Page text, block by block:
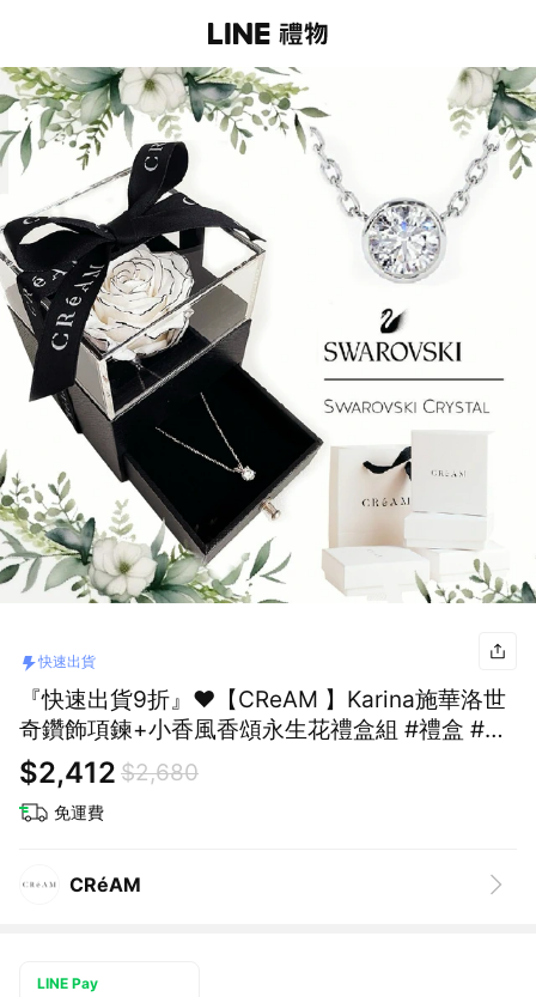
快速出貨
『快速出貨9折』❤️【CReAM 】Karina施華洛世
奇鑽飾項鍊+小香風香頌永生花禮盒組 #禮盒 #浪
漫送禮 #生日禮盒 #情人禮物 #生日禮物
$2,412 $2,680
免運費
CRéAM
LINE Pay